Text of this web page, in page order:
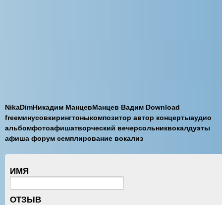
NikaDimНикадим МанцевМанцев Вадим Download
freeминусовкирингтоныкомпозитор автор концертыаудио
альбомфотоафишатворческий вечерсольниквокалдуэты
афиша форум семплирование вокализ
ИМЯ
ОТЗЫВ